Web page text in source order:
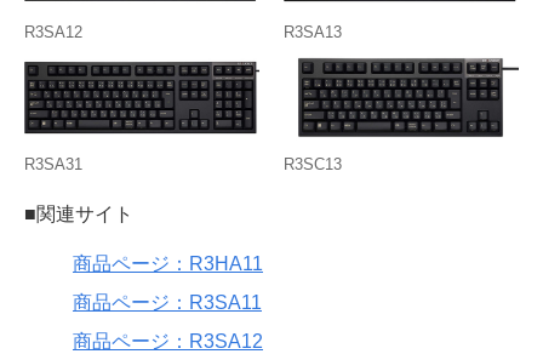
R3SA12 R3SA13
R3SA31 R3SC13
■関連サイト
商品ページ：R3HA11
商品ページ：R3SA11
商品ページ：R3SA12